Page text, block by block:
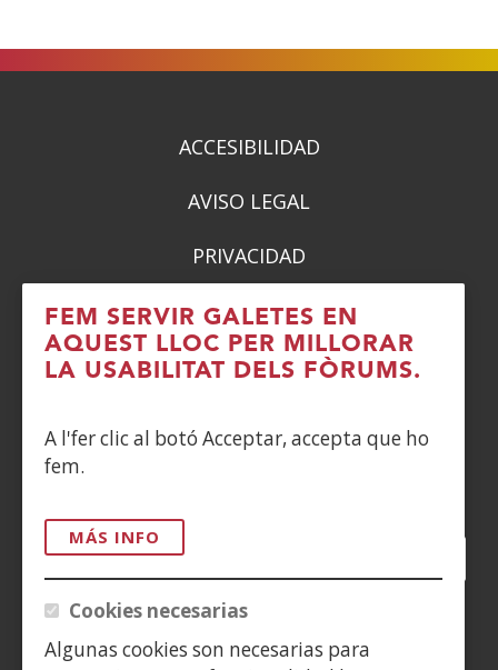
FEM SERVIR GALETES EN
AQUEST LLOC PER MILLORAR
LA USABILITAT DELS FÒRUMS.
A l'fer clic al botó Acceptar, accepta que ho
fem.
MÁS INFO
Cookies necesarias
Algunas cookies son necesarias para
ACCESIBILIDAD
AVISO LEGAL
PRIVACIDAD
POLÍTICA DE COOKIES
DENUNCIAS
Facebook
(Obre
en
una
finestra
Twitter
(Obre
en
una
finestra
LinkedIn
(Obre
en
una
finestra
YouTube
(Obre
en
una
en
finestra
en
finestra
en
en